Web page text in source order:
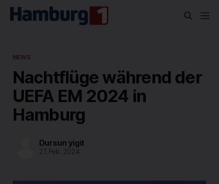
NEWS
Nachtflüge während der
UEFA EM 2024 in
Hamburg
Dursun yigit
27. Feb. 2024